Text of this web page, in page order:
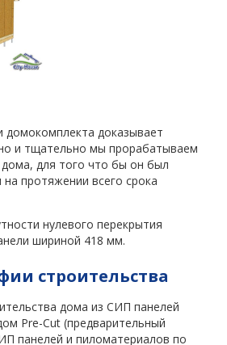
домокомплекта доказывает
и тщательно мы прорабатываем
для того что бы он был
протяжении всего срока
нулевого перекрытия
шириной 418 мм.
строительства
дома из СИП панелей
Pre-Cut (предварительный
панелей и пиломатериалов по